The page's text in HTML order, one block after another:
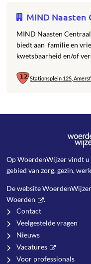
MIND Naasten
MIND Naasten
biedt aan familie en
kwetsbaarheid en/of
Stationsplein 125,
Op WoerdenWijzer vindt u
gebied van zorg, gezin,
De website
Woerden
.
Contact
Veelgestelde vragen
Nieuws
Vacatures
Voor professionals